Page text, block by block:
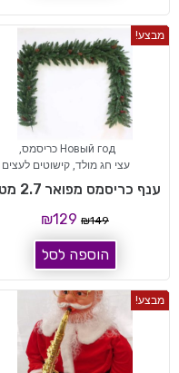
מבצע!
Новый год כריסמס
,
עצי חג מולד, קישוטים לעצים
ענף כריסמס מפואר 2.7 מטר
₪149
₪129
הוספה לסל
מבצע!